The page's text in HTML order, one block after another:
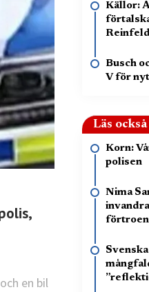
en bil
Källor:
Busch
V för
Läs också
Korn:
polisen
Nima